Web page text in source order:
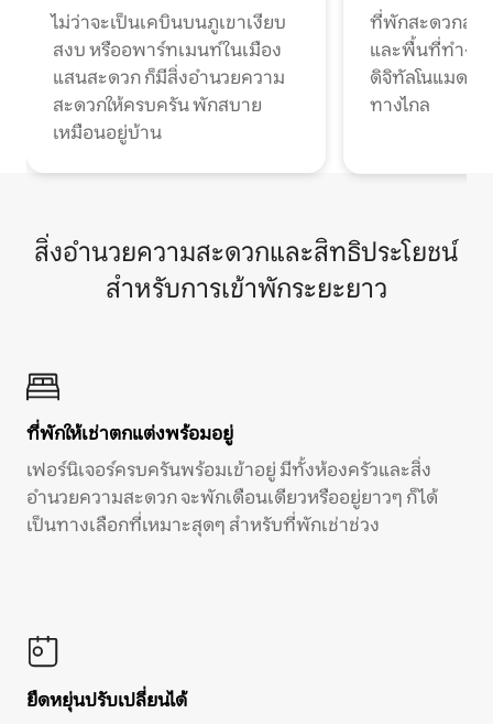
ไม่ว่าจะเป็นเคบินบนภูเขาเงียบ
สงบ หรืออพาร์ทเมนท์ในเมือง
แสนสะดวก ก็มีสิ่งอำนวยความ
สะดวกให้ครบครัน พักสบาย
เหมือนอยู่บ้าน
ที่พักสะดวกสบ
และพื้นที่ทำงา
ดิจิทัลโนแมดแ
ทางไกล
สิ่งอำนวยความสะดวกและสิทธิประโยชน์
สำหรับการเข้าพักระยะยาว
ที่พักให้เช่าตกแต่งพร้อมอยู่
เฟอร์นิเจอร์ครบครันพร้อมเข้าอยู่ มีทั้งห้องครัวและสิ่ง
อำนวยความสะดวก จะพักเดือนเดียวหรืออยู่ยาวๆ ก็ได้
เป็นทางเลือกที่เหมาะสุดๆ สำหรับที่พักเช่าช่วง
ยืดหยุ่นปรับเปลี่ยนได้